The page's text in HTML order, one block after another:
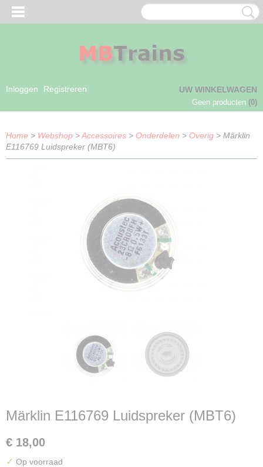
Inloggen Registreren UW WINKELWAGEN
Geen producten (0)
Home > Webshop >Accessoires > Onderdelen > Overig > Märklin
E116769 Luidspreker (MBT6)
Märklin E116769 Luidspreker (MBT6)
€ 18,00
✓ Op voorraad